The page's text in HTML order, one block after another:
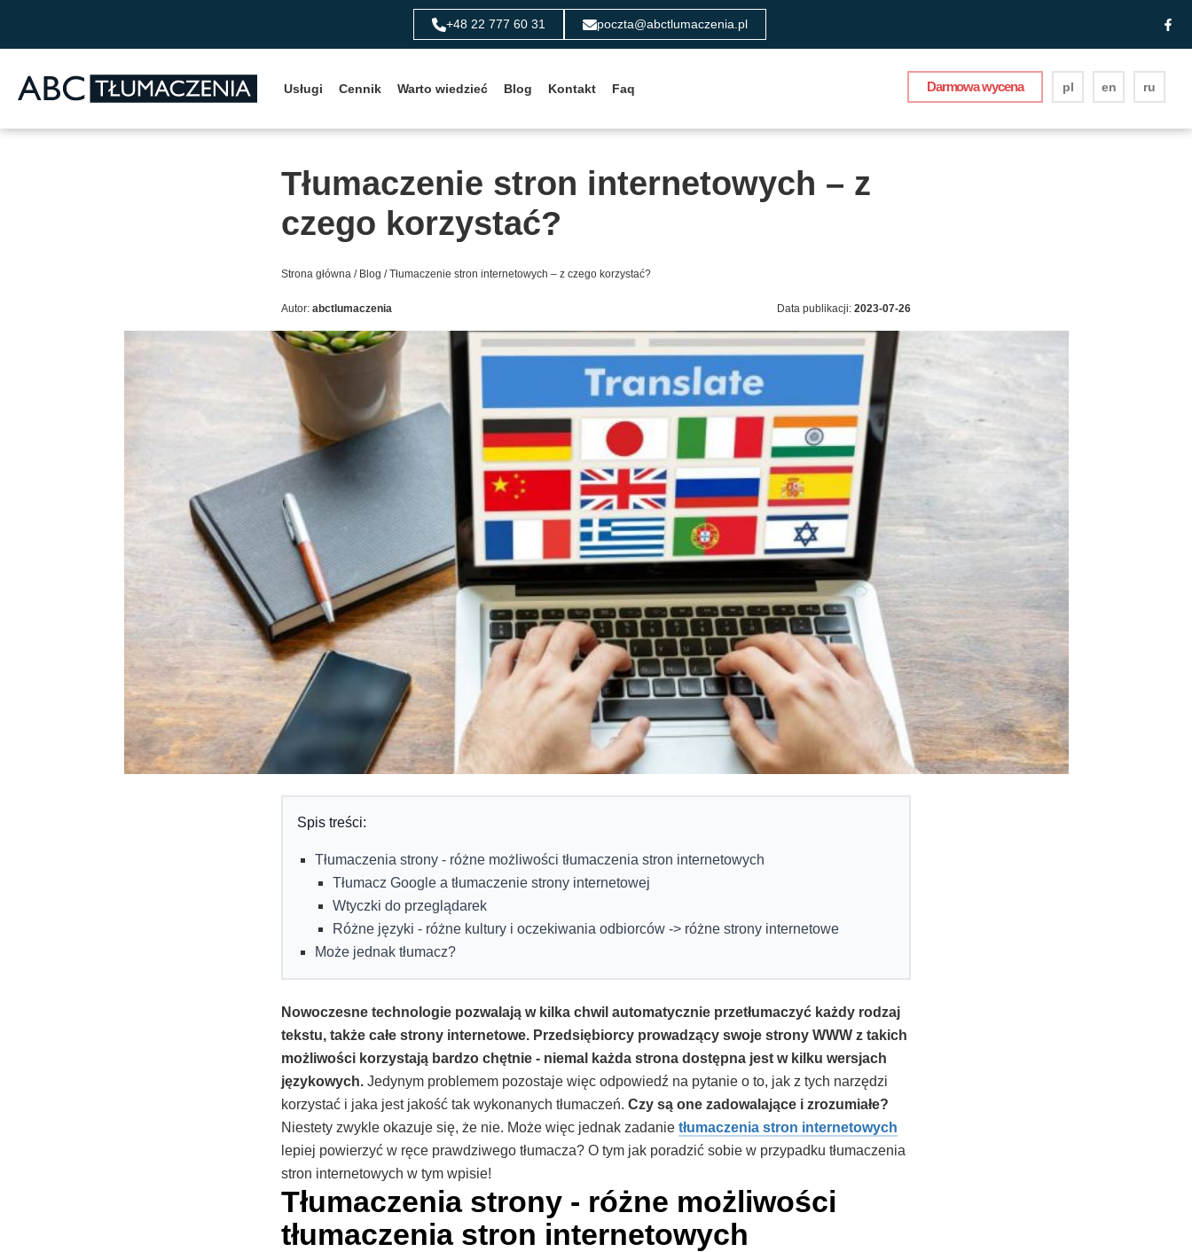
+48 22 777 60 31 poczta@abctlumaczenia.pl
Usługi Cennik Warto wiedzieć Blog Kontakt Faq pl en ru
Darmowa wycena
Tłumaczenie stron internetowych – z
czego korzystać?
Strona główna /Blog /Tłumaczenie stron internetowych – z czego korzystać?
Autor: abctlumaczenia Data publikacji: 2023-07-26
Spis treści:
Tłumaczenia strony - różne możliwości tłumaczenia stron internetowych
Tłumacz Google a tłumaczenie strony internetowej
Wtyczki do przeglądarek
Różne języki - różne kultury i oczekiwania odbiorców -> różne strony internetowe
Może jednak tłumacz?
Nowoczesne technologie pozwalają w kilka chwil automatycznie przetłumaczyć każdy rodzaj
tekstu, także całe strony internetowe. Przedsiębiorcy prowadzący swoje strony WWW z takich
możliwości korzystają bardzo chętnie - niemal każda strona dostępna jest w kilku wersjach
językowych. Jedynym problemem pozostaje więc odpowiedź na pytanie o to, jak z tych narzędzi
korzystać i jaka jest jakość tak wykonanych tłumaczeń. Czy są one zadowalające i zrozumiałe?
Niestety zwykle okazuje się, że nie. Może więc jednak zadanie tłumaczenia stron internetowych
lepiej powierzyć w ręce prawdziwego tłumacza? O tym jak poradzić sobie w przypadku tłumaczenia
stron internetowych w tym wpisie!
Tłumaczenia strony - różne możliwości
tłumaczenia stron internetowych